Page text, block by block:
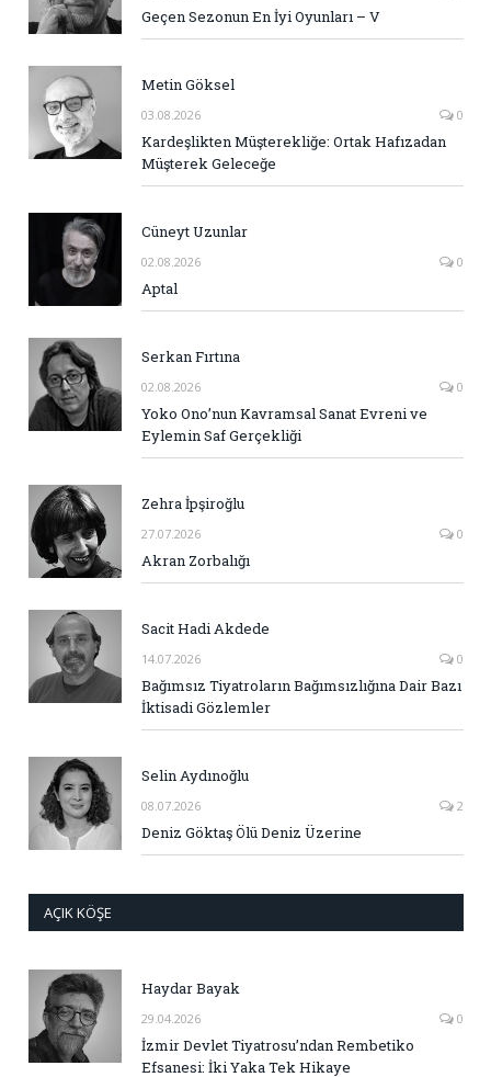
Geçen Sezonun En İyi Oyunları – V
Metin Göksel
03.08.2026 0
Kardeşlikten Müşterekliğe: Ortak Hafızadan
Müşterek Geleceğe
Cüneyt Uzunlar
02.08.2026 0
Aptal
Serkan Fırtına
02.08.2026 0
Yoko Ono’nun Kavramsal Sanat Evreni ve
Eylemin Saf Gerçekliği
Zehra İpşiroğlu
27.07.2026 0
Akran Zorbalığı
Sacit Hadi Akdede
14.07.2026 0
Bağımsız Tiyatroların Bağımsızlığına Dair Bazı
İktisadi Gözlemler
Selin Aydınoğlu
08.07.2026 2
Deniz Göktaş Ölü Deniz Üzerine
AÇIK KÖŞE
Haydar Bayak
29.04.2026 0
İzmir Devlet Tiyatrosu’ndan Rembetiko
Efsanesi: İki Yaka Tek Hikaye